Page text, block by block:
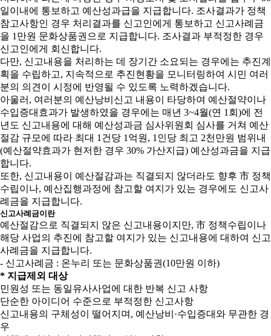
다만, 신고내용을 처리하는 데 장기간 소요되는 경우에는 추진계
획을 수립하고, 지속적으로 추진현황을 모니터링하여 시민 여러
분의 의견이 시정에 반영될 수 있도록 노력하겠습니다.
아울러, 여러분의 예산낭비신고 내용이 타당하여 예산절약이나
수입증대효과가 발생하였을 경우에는 매년 3~4월(연 1회)에 전
년도 신고내용에 대해 예산성과금 심사위원회 심사를 거쳐 예산
절감 규모에 따라 최대 1건당 1억원, 1인당 최고 2천만원 범위내
(예산절약효과가 현저한 경우 30% 가산지급) 예산성과금을 지급
합니다.
또한, 신고내용이 예산절감과는 직결되지 않더라도 향후 市 정책
수립이나, 예산집행과정에 참고할 여지가 있는 경우에도 신고사
례금을 지급합니다.
신고사례금이란
예산절감으로 직결되지 않은 신고내용이지만, 市 정책수립이나
해당 사업의 추진에 참고할 여지가 있는 신고내용에 대하여 신고
사례금을 지급합니다.
- 신고사례금 : 온누리 또는 문화상품권(10만원 이하)
* 지급제외 대상
민원성 또는 동일유사사업에 대한 반복 신고 사항
단순한 아이디어 수준으로 부적정한 신고사항
신고내용의 구체성이 떨어지며, 예산낭비·수입증대와 무관한 경
우